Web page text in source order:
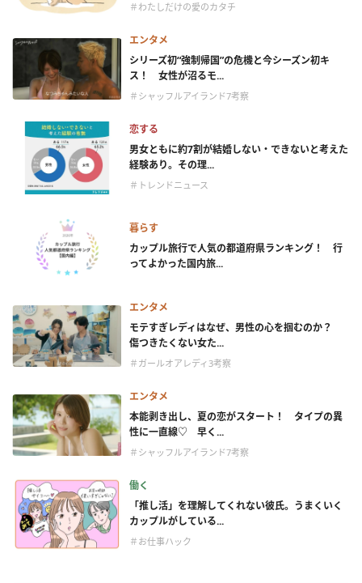
＃わたしだけの愛のカタチ
エンタメ
シリーズ初“強制帰国”の危機と今シーズン初キ
ス！ 女性が沼るモ...
＃シャッフルアイランド7考察
恋する
男女ともに約7割が結婚しない・できないと考えた
経験あり。その理...
＃トレンドニュース
暮らす
カップル旅行で人気の都道府県ランキング！ 行
ってよかった国内旅...
エンタメ
モテすぎレディはなぜ、男性の心を掴むのか？
傷つきたくない女た...
＃ガールオアレディ3考察
エンタメ
本能剥き出し、夏の恋がスタート！ タイプの異
性に一直線♡ 早く...
＃シャッフルアイランド7考察
働く
「推し活」を理解してくれない彼氏。うまくいく
カップルがしている...
＃お仕事ハック